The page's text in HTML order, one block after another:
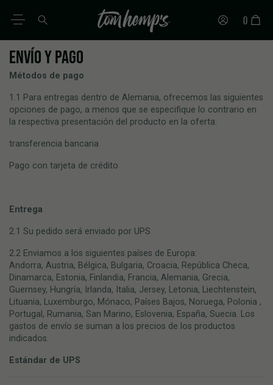
DE EN
ES IT PT
0
ENVÍO Y PAGO
Métodos de pago
1.1 Para entregas dentro de Alemania, ofrecemos las siguientes
opciones de pago, a menos que se especifique lo contrario en
la respectiva presentación del producto en la oferta:
transferencia bancaria
Pago con tarjeta de crédito
Entrega
2.1 Su pedido será enviado por UPS
2.2 Enviamos a los siguientes países de Europa:
Andorra, Austria, Bélgica, Bulgaria, Croacia, República Checa,
Dinamarca, Estonia, Finlandia, Francia, Alemania, Grecia,
Guernsey, Hungría, Irlanda, Italia, Jersey, Letonia, Liechtenstein,
Lituania, Luxemburgo, Mónaco, Países Bajos, Noruega, Polonia ,
Portugal, Rumania, San Marino, Eslovenia, España, Suecia. Los
gastos de envío se suman a los precios de los productos
indicados.
Estándar de UPS